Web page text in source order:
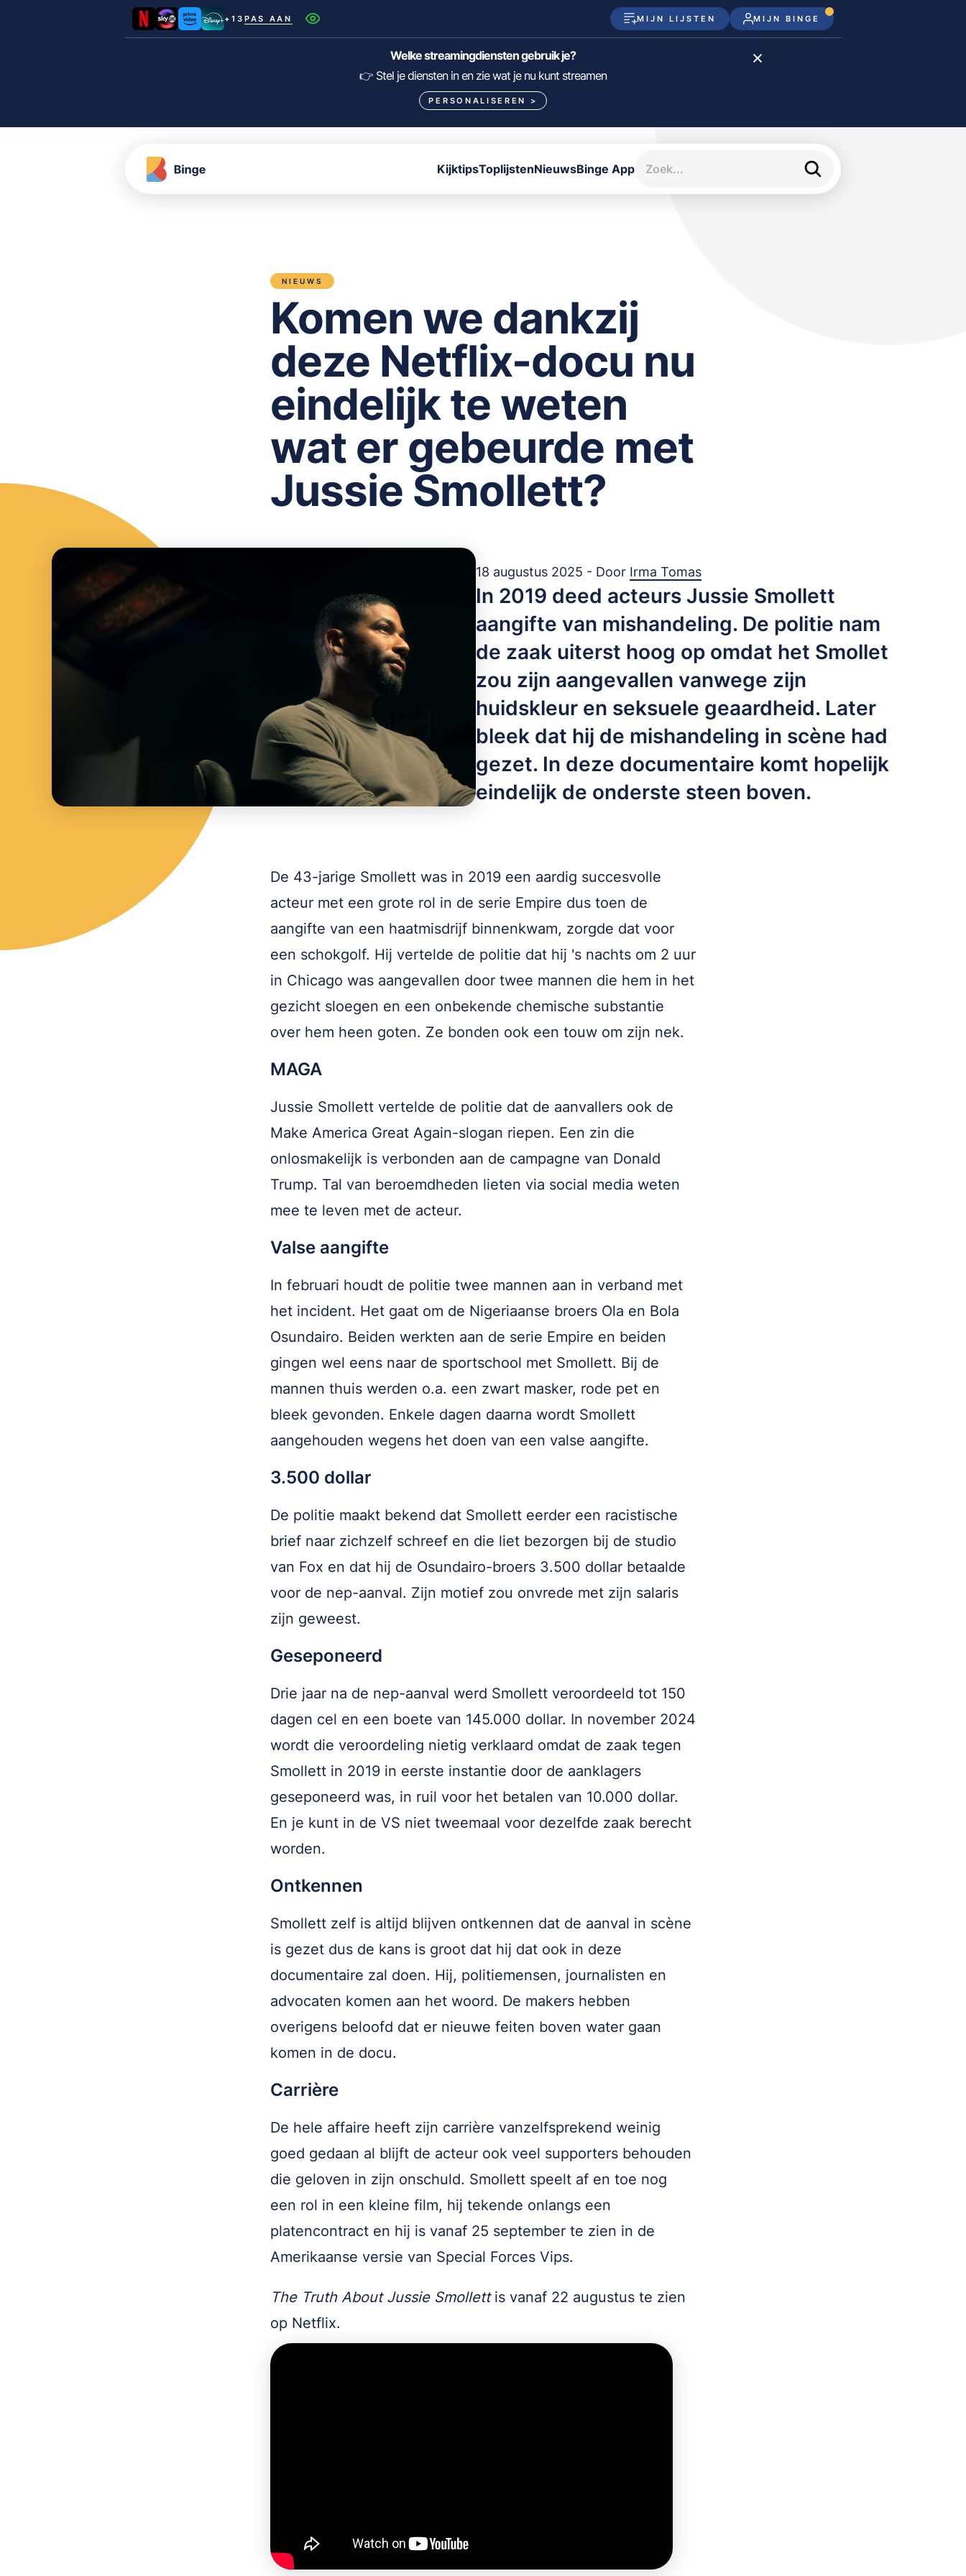
+13 PAS AAN MIJN LIJSTEN MIJN BINGE
Netflix SkyShowtime Prime Video Disney+
HBO Max NPO Start
Pathé Thuis
Welke streamingdiensten gebruik je?
👉 Stel je diensten in en zie wat je nu kunt streamen
PERSONALISEREN >
KijktipsToplijstenNieuwsBinge App
NIEUWS
Komen we dankzij
deze Netflix-docu nu
eindelijk te weten
wat er gebeurde met
Jussie Smollett?
18 augustus 2025 - Door Irma Tomas
In 2019 deed acteurs Jussie Smollett
aangifte van mishandeling. De politie nam
de zaak uiterst hoog op omdat het Smollet
zou zijn aangevallen vanwege zijn
huidskleur en seksuele geaardheid. Later
bleek dat hij de mishandeling in scène had
gezet. In deze documentaire komt hopelijk
eindelijk de onderste steen boven.
De 43-jarige Smollett was in 2019 een aardig succesvolle
acteur met een grote rol in de serie Empire dus toen de
aangifte van een haatmisdrijf binnenkwam, zorgde dat voor
een schokgolf. Hij vertelde de politie dat hij 's nachts om 2 uur
in Chicago was aangevallen door twee mannen die hem in het
gezicht sloegen en een onbekende chemische substantie
over hem heen goten. Ze bonden ook een touw om zijn nek.
MAGA
Jussie Smollett vertelde de politie dat de aanvallers ook de
Make America Great Again-slogan riepen. Een zin die
onlosmakelijk is verbonden aan de campagne van Donald
Trump. Tal van beroemdheden lieten via social media weten
mee te leven met de acteur.
Valse aangifte
In februari houdt de politie twee mannen aan in verband met
het incident. Het gaat om de Nigeriaanse broers Ola en Bola
Osundairo. Beiden werkten aan de serie Empire en beiden
gingen wel eens naar de sportschool met Smollett. Bij de
mannen thuis werden o.a. een zwart masker, rode pet en
bleek gevonden. Enkele dagen daarna wordt Smollett
aangehouden wegens het doen van een valse aangifte.
3.500 dollar
De politie maakt bekend dat Smollett eerder een racistische
brief naar zichzelf schreef en die liet bezorgen bij de studio
van Fox en dat hij de Osundairo-broers 3.500 dollar betaalde
voor de nep-aanval. Zijn motief zou onvrede met zijn salaris
zijn geweest.
Geseponeerd
Drie jaar na de nep-aanval werd Smollett veroordeeld tot 150
dagen cel en een boete van 145.000 dollar. In november 2024
wordt die veroordeling nietig verklaard omdat de zaak tegen
Smollett in 2019 in eerste instantie door de aanklagers
geseponeerd was, in ruil voor het betalen van 10.000 dollar.
En je kunt in de VS niet tweemaal voor dezelfde zaak berecht
worden.
Ontkennen
Smollett zelf is altijd blijven ontkennen dat de aanval in scène
is gezet dus de kans is groot dat hij dat ook in deze
documentaire zal doen. Hij, politiemensen, journalisten en
advocaten komen aan het woord. De makers hebben
overigens beloofd dat er nieuwe feiten boven water gaan
komen in de docu.
Carrière
De hele affaire heeft zijn carrière vanzelfsprekend weinig
goed gedaan al blijft de acteur ook veel supporters behouden
die geloven in zijn onschuld. Smollett speelt af en toe nog
een rol in een kleine film, hij tekende onlangs een
platencontract en hij is vanaf 25 september te zien in de
Amerikaanse versie van Special Forces Vips.
The Truth About Jussie Smollettis vanaf 22 augustus te zien
op Netflix.